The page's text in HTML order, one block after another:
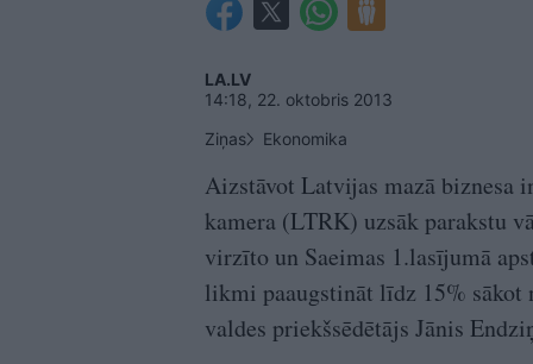
LA.LV
14:18, 22. oktobris 2013
Ziņas
Ekonomika
Aizstāvot Latvijas mazā biznesa
kamera (LTRK) uzsāk parakstu
virzīto un Saeimas 1.lasījumā
likmi paaugstināt līdz 15%
valdes priekšsēdētājs Jānis